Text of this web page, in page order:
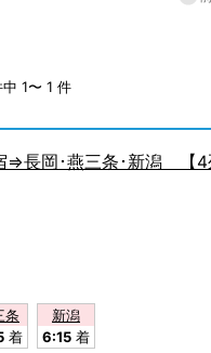
中 1〜 1 件
長岡･燕三条･新潟 【4
条
着
新潟
6:15 着